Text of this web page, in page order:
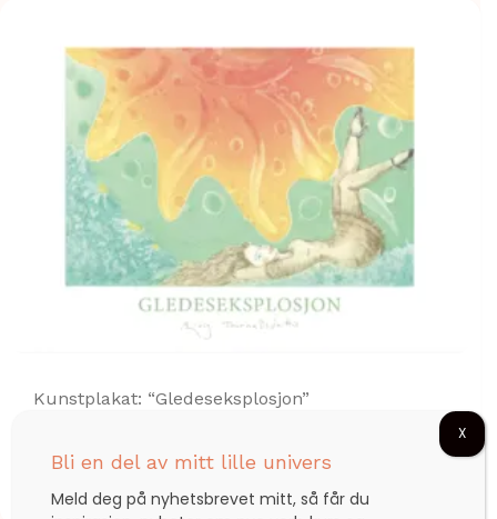
Kunstplakat: “Gledeseksplosjon”
Bli en del av mitt lille univers
Meld deg på nyhetsbrevet mitt, så får du
X